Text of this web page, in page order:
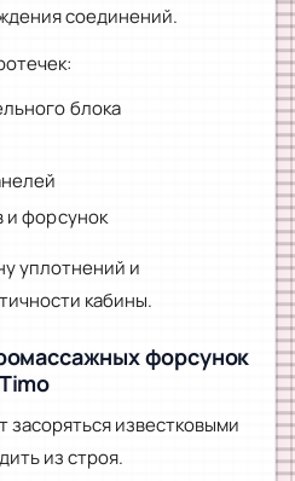
соединений.
блока
и форсунок
уплотнений и
кабины.
форсунок
Timo
засоряться известковыми
из строя.